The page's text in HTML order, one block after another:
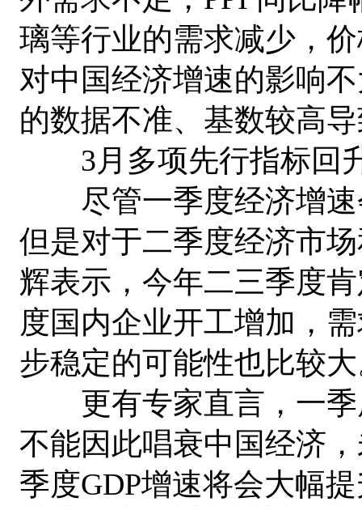
璃等行业的需求减少，
对中国经济增速的影响
的数据不准、基数较高
3月多项先行指标回
尽管一季度经济增速
但是对于二季度经济市
辉表示，今年二三季度
度国内企业开工增加，
步稳定的可能性也比较
更有专家直言，一季
不能因此唱衰中国经济
季度GDP增速将会大幅